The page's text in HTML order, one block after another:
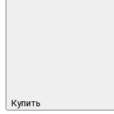
Купить